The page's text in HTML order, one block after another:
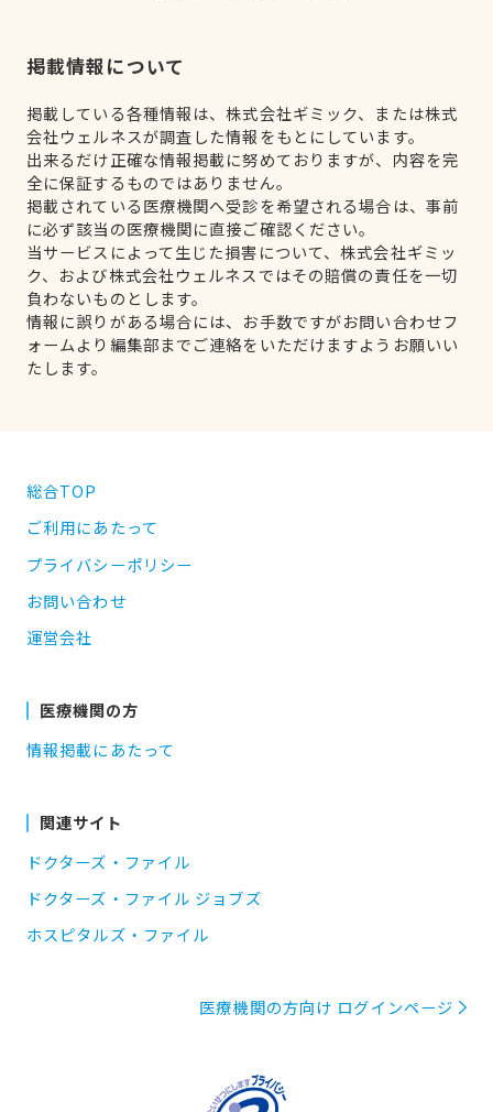
掲載情報について
掲載している各種情報は、株式会社ギミック、または株式
会社ウェルネスが調査した情報をもとにしています。
出来るだけ正確な情報掲載に努めておりますが、内容を完
全に保証するものではありません。
掲載されている医療機関へ受診を希望される場合は、事前
に必ず該当の医療機関に直接ご確認ください。
当サービスによって生じた損害について、株式会社ギミッ
ク、および株式会社ウェルネスではその賠償の責任を一切
負わないものとします。
情報に誤りがある場合には、お手数ですがお問い合わせフ
ォームより編集部までご連絡をいただけますようお願いい
たします。
総合TOP
ご利用にあたって
プライバシーポリシー
お問い合わせ
運営会社
医療機関の方
情報掲載にあたって
関連サイト
ドクターズ・ファイル
ドクターズ・ファイル ジョブズ
ホスピタルズ・ファイル
医療機関の方向け ログインページ